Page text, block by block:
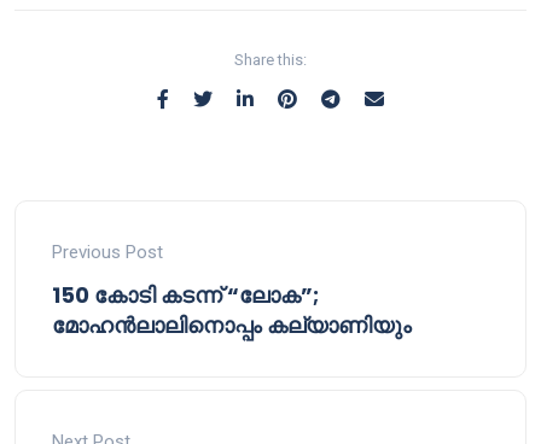
Share this:
Previous Post
150 കോടി കടന്ന് “ലോക”;
മോഹൻലാലിനൊപ്പം കല്യാണിയും